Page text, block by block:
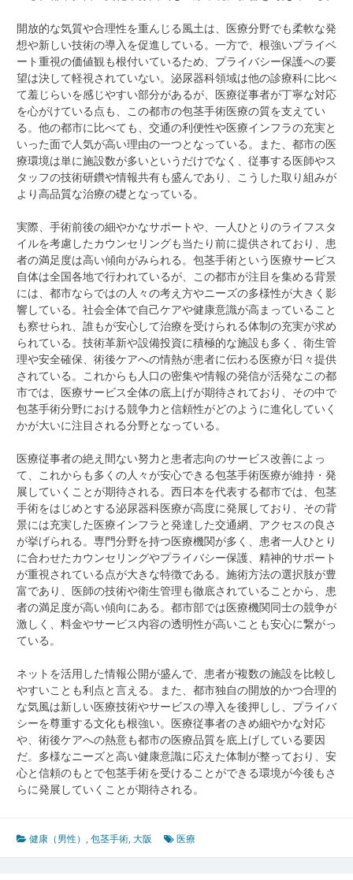
開放的な気質や合理性を重んじる風土は、医療分野でも柔軟な発
想や新しい技術の導入を促進している。一方で、根強いプライベ
ート重視の価値観も根付いているため、プライバシー保護への要
望は決して軽視されていない。泌尿器科領域は他の診療科に比べ
て羞じらいを感じやすい部分があるが、医療従事者が丁寧な対応
を心がけている点も、この都市の包茎手術医療の質を支えてい
る。他の都市に比べても、交通の利便性や医療インフラの充実と
いった面で人気が高い理由の一つとなっている。また、都市の医
療環境は単に施設数が多いというだけでなく、従事する医師やス
タッフの技術研鑽や情報共有も盛んであり、こうした取り組みが
より高品質な治療の礎となっている。
実際、手術前後の細やかなサポートや、一人ひとりのライフスタ
イルを考慮したカウンセリングも当たり前に提供されており、患
者の満足度は高い傾向がみられる。包茎手術という医療サービス
自体は全国各地で行われているが、この都市が注目を集める背景
には、都市ならではの人々の考え方やニーズの多様性が大きく影
響している。社会全体で自己ケアや健康意識が高まっていること
も察せられ、誰もが安心して治療を受けられる体制の充実が求め
られている。技術革新や設備投資に積極的な施設も多く、衛生管
理や安全確保、術後ケアへの情熱が患者に伝わる医療が日々提供
されている。これからも人口の密集や情報の発信が活発なこの都
市では、医療サービス全体の底上げが期待されており、その中で
包茎手術分野における競争力と信頼性がどのように進化していく
かが大いに注目される分野となっている。
医療従事者の絶え間ない努力と患者志向のサービス改善によっ
て、これからも多くの人々が安心できる包茎手術医療が維持・発
展していくことが期待される。西日本を代表する都市では、包茎
手術をはじめとする泌尿器科医療が高度に発展しており、その背
景には充実した医療インフラと発達した交通網、アクセスの良さ
が挙げられる。専門分野を持つ医療機関が多く、患者一人ひとり
に合わせたカウンセリングやプライバシー保護、精神的サポート
が重視されている点が大きな特徴である。施術方法の選択肢が豊
富であり、医師の技術や衛生管理も徹底されていることから、患
者の満足度が高い傾向にある。都市部では医療機関同士の競争が
激しく、料金やサービス内容の透明性が高いことも安心に繋がっ
ている。
ネットを活用した情報公開が盛んで、患者が複数の施設を比較し
やすいことも利点と言える。また、都市独自の開放的かつ合理的
な気風は新しい医療技術やサービスの導入を後押しし、プライバ
シーを尊重する文化も根強い。医療従事者のきめ細やかな対応
や、術後ケアへの熱意も都市の医療品質を底上げしている要因
だ。多様なニーズと高い健康意識に応えた体制が整っており、安
心と信頼のもとで包茎手術を受けることができる環境が今後もさ
らに発展していくことが期待される。
健康（男性） ,包茎手術,大阪 医療